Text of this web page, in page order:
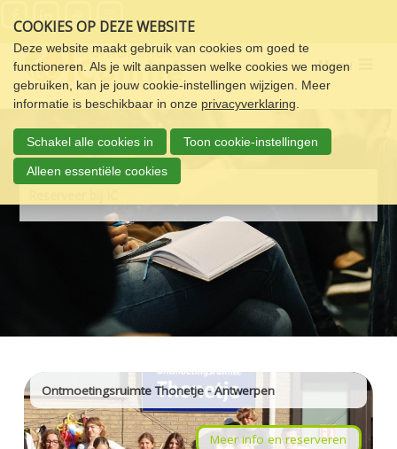
links
over
Spring
naar
de
navigatie
Spring
naar
de
inhoud
COOKIES OP DEZE WEBSITE
Deze website maakt gebruik van cookies om goed te
functioneren. Als je wilt aanpassen welke cookies we mogen
gebruiken, kan je jouw cookie-instellingen wijzigen. Meer
informatie is beschikbaar in onze privacyverklaring
Schakel alle cookies in Toon cookie-instellingen
Alleen essentiële cookies
Menu
Ontmoetingsruimte Thonetje - Antwerpen
Meer info en reserveren